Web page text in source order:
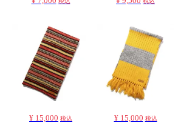
¥ 15,000 税込 ¥ 15,000 税込